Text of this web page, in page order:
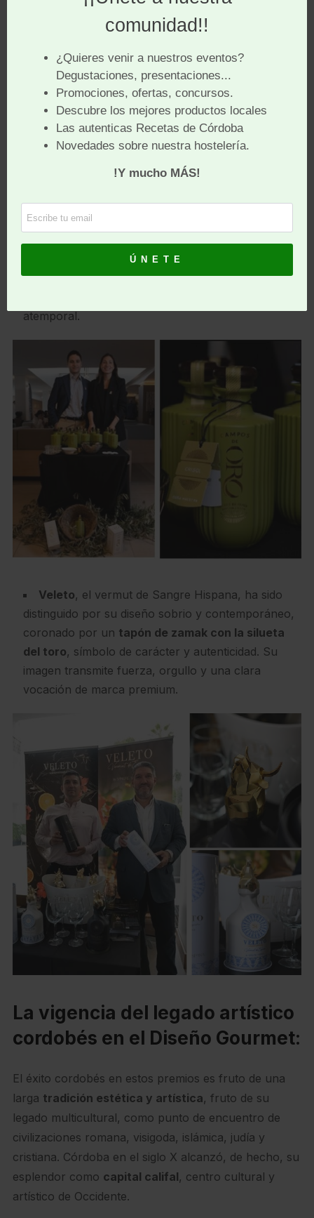
Campos de Oro
lujo con un envase inspirado en laperfumería de
, donde el dorado y las líneas limpias
evocan la riqueza del campo cordobés. Su diseño
atemporal.
Veleto, el vermut de Sangre Hispana, ha sido
distinguido por su diseño sobrio y contemporáneo,
coronado por un tapón de zamak con la silueta
del toro, símbolo de carácter y autenticidad. Su
imagen transmite fuerza, orgullo y una clara
vocación de marca premium.
La vigencia del legado artístico
cordobés en el Diseño Gourmet:
El éxito cordobés en estos premios es fruto de una
larga tradición estética y artística, fruto de su
legado multicultural, como punto de encuentro de
civilizaciones romana, visigoda, islámica, judía y
cristiana. Córdoba en el siglo X alcanzó, de hecho, su
esplendor como capital califal, centro cultural y
artístico de Occidente.